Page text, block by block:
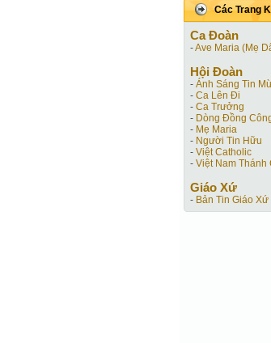
Các Trang
Ca Ðoàn
-Ave Maria (Mẹ
Hội Ðoàn
- Ánh Sáng Tin
- Ca Lên Đi
- Ca Trưởng
- Dòng Đồng
- Mẹ Maria
- Người Tin Hữu
- Việt Catholic
- Việt Nam Thánh
Giáo Xứ
- Bản Tin Giáo Xứ